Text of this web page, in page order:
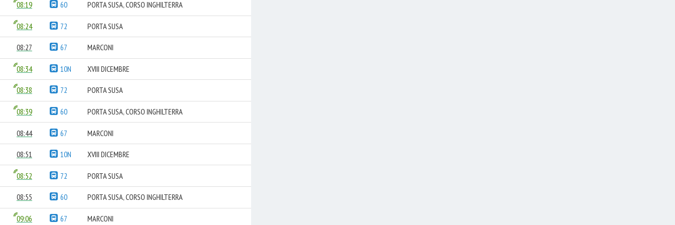
08:19 60 PORTA SUSA, CORSO INGHILTERRA
08:24 72 PORTA SUSA
08:27 67 MARCONI
08:34 10N XVIII DICEMBRE
08:38 72 PORTA SUSA
08:39 60 PORTA SUSA, CORSO INGHILTERRA
08:44 67 MARCONI
08:51 10N XVIII DICEMBRE
08:52 72 PORTA SUSA
08:55 60 PORTA SUSA, CORSO INGHILTERRA
09:06 67 MARCONI